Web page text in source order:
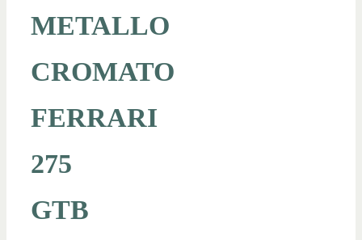
METALLO
CROMATO
FERRARI
275
GTB